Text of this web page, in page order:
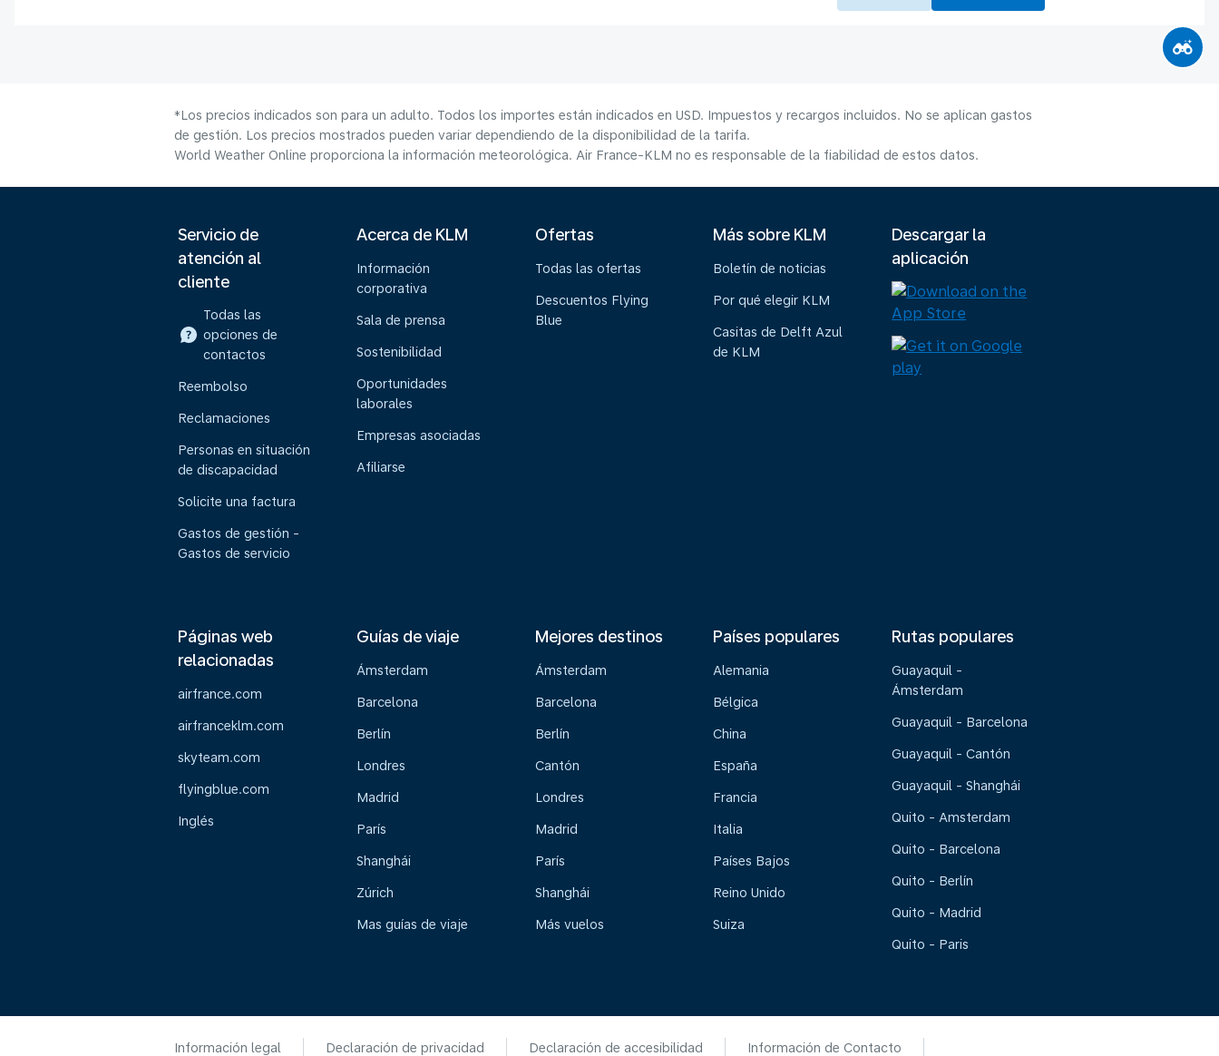
*Los precios indicados son para un adulto. Todos los importes están indicados en USD. Impuestos y recargos incluidos. No se aplican gastos
de gestión. Los precios mostrados pueden variar dependiendo de la disponibilidad de la tarifa.
World Weather Online proporciona la información meteorológica. Air France-KLM no es responsable de la fiabilidad de estos datos.
Servicio de
atención al
cliente
Todas las
opciones de
contactos
Reembolso
Reclamaciones
Personas en situación
de discapacidad
Solicite una factura
Gastos de gestión -
Gastos de servicio
Acerca de KLM
Información
corporativa
Sala de prensa
Sostenibilidad
Oportunidades
laborales
Empresas asociadas
Afiliarse
Ofertas
Todas las ofertas
Descuentos Flying
Blue
Más sobre KLM
Boletín de noticias
Por qué elegir KLM
Casitas de Delft Azul
de KLM
Descargar la
aplicación
Páginas web
relacionadas
airfrance.com
airfranceklm.com
skyteam.com
flyingblue.com
Inglés
Guías de viaje
Ámsterdam
Barcelona
Berlín
Londres
Madrid
París
Shanghái
Zúrich
Mas guías de viaje
Mejores destinos
Ámsterdam
Barcelona
Berlín
Cantón
Londres
Madrid
París
Shanghái
Más vuelos
Países populares
Alemania
Bélgica
China
España
Francia
Italia
Países Bajos
Reino Unido
Suiza
Rutas populares
Guayaquil -
Ámsterdam
Guayaquil - Barcelona
Guayaquil - Cantón
Guayaquil - Shanghái
Quito - Amsterdam
Quito - Barcelona
Quito - Berlín
Quito - Madrid
Quito - Paris
Información legal Declaración de privacidad Declaración de accesibilidad Información de Contacto